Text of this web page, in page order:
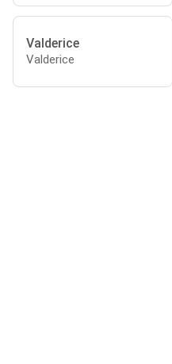
Valderice
Valderice